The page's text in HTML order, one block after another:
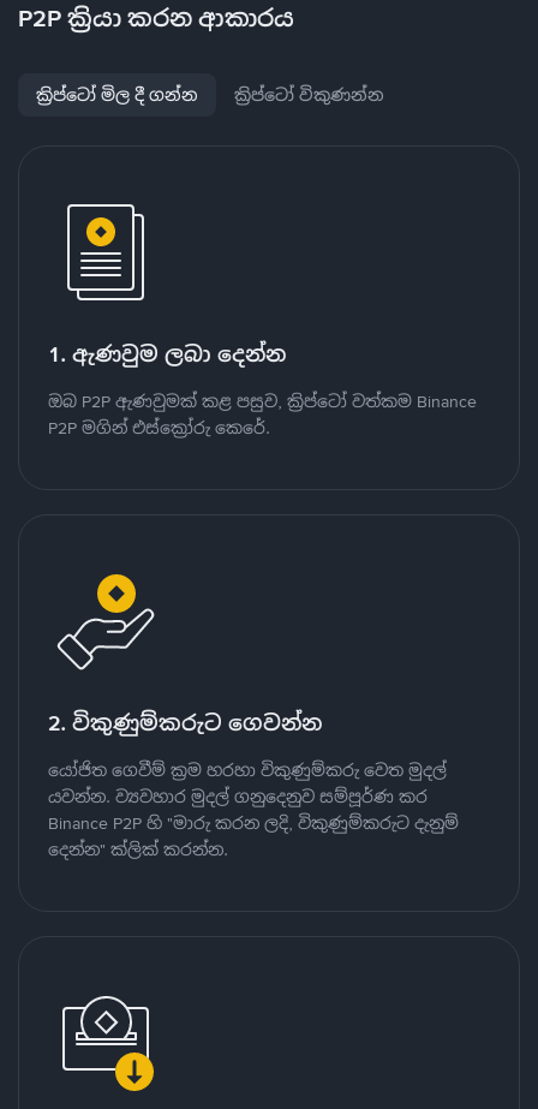
P2P ක්‍රියා කරන ආකාරය
ක්‍රිප්ටෝ මිල දී ගන්න ක්‍රිප්ටෝ විකුණන්න
1. ඇණවුම ලබා දෙන්න
ඔබ P2P ඇණවුමක් කළ පසුව, ක්‍රිප්ටෝ වත්කම Binance
P2P මගින් එස්ක්‍රෝරු කෙරේ.
2. විකුණුම්කරුට ගෙවන්න
යෝජිත ගෙවීම් ක්‍රම හරහා විකුණුම්කරු වෙත මුදල්
යවන්න. ව්‍යවහාර මුදල් ගනුදෙනුව සම්පූර්ණ කර
Binance P2P හි "මාරු කරන ලදි, විකුණුම්කරුට දැනුම්
දෙන්න" ක්ලික් කරන්න.